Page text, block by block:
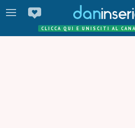
CLICCA QUI E UNISCITI AL